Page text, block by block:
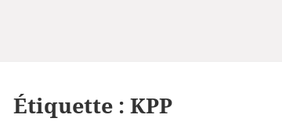
Étiquette :KPP